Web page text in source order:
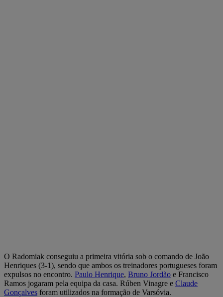
O Radomiak conseguiu a primeira vitória sob o comando de João
Henriques (3-1), sendo que ambos os treinadores portugueses foram
expulsos no encontro. Paulo Henrique, Bruno Jordão e Francisco
Ramos jogaram pela equipa da casa. Rúben Vinagre e Claude
Gonçalves foram utilizados na formação de Varsóvia.